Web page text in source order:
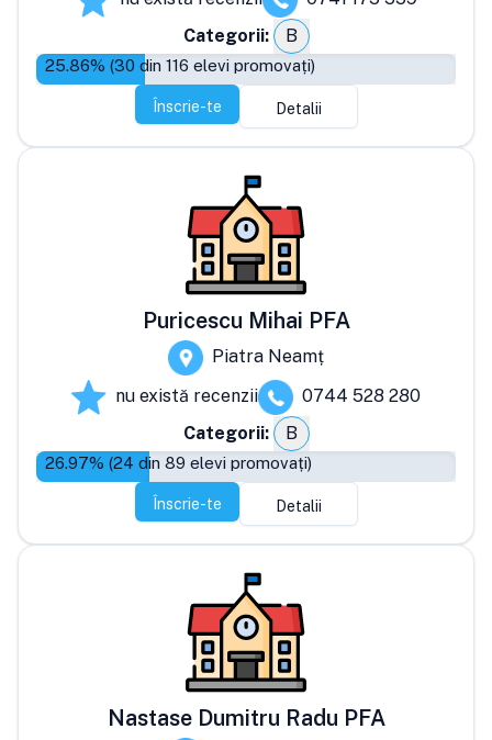
Categorii:
B
25.86% (30 din 116 elevi promovați)
Înscrie-te Detalii
Puricescu Mihai PFA
Piatra Neamț
nu există recenzii
0744 528 280
Categorii:
B
26.97% (24 din 89 elevi promovați)
Înscrie-te Detalii
Nastase Dumitru Radu PFA